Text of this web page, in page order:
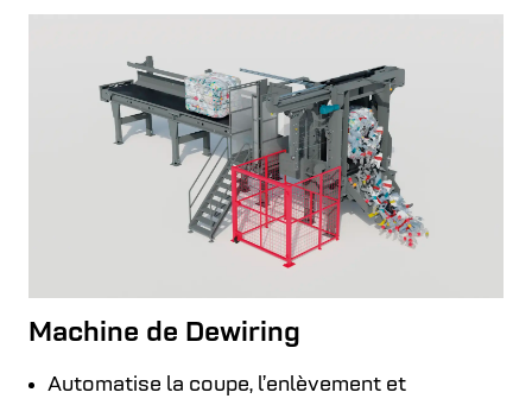
Machine de Dewiring
Automatise la coupe, l’enlèvement et